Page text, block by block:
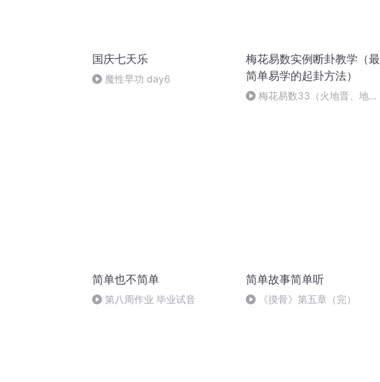
国庆七天乐
魔性早功 day6
梅花易数实例断卦教学（最
简单易学的起卦方法）
梅花易数33（火地晋、地火
简单也不简单
第八周作业 毕业试音
简单故事简单听
《摸骨》第五章（完）